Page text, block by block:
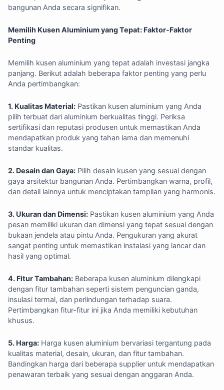
bangunan Anda secara signifikan.
Memilih Kusen Aluminium yang Tepat: Faktor-Faktor
Penting
Memilih kusen aluminium yang tepat adalah investasi jangka
panjang. Berikut adalah beberapa faktor penting yang perlu
Anda pertimbangkan:
1. Kualitas Material: Pastikan kusen aluminium yang Anda
pilih terbuat dari aluminium berkualitas tinggi. Periksa
sertifikasi dan reputasi produsen untuk memastikan Anda
mendapatkan produk yang tahan lama dan memenuhi
standar kualitas.
2. Desain dan Gaya: Pilih desain kusen yang sesuai dengan
gaya arsitektur bangunan Anda. Pertimbangkan warna, profil,
dan detail lainnya untuk menciptakan tampilan yang harmonis.
3. Ukuran dan Dimensi: Pastikan kusen aluminium yang Anda
pesan memiliki ukuran dan dimensi yang tepat sesuai dengan
bukaan jendela atau pintu Anda. Pengukuran yang akurat
sangat penting untuk memastikan instalasi yang lancar dan
hasil yang optimal.
4. Fitur Tambahan: Beberapa kusen aluminium dilengkapi
dengan fitur tambahan seperti sistem penguncian ganda,
insulasi termal, dan perlindungan terhadap suara.
Pertimbangkan fitur-fitur ini jika Anda memiliki kebutuhan
khusus.
5. Harga: Harga kusen aluminium bervariasi tergantung pada
kualitas material, desain, ukuran, dan fitur tambahan.
Bandingkan harga dari beberapa supplier untuk mendapatkan
penawaran terbaik yang sesuai dengan anggaran Anda.